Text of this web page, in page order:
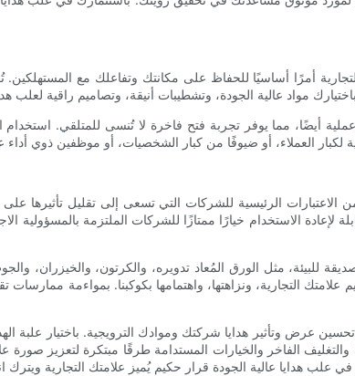
أمرًا أساسيًا للحفاظ على مكانتك وتفاعلك مع
أيضًا، مما يوفر تجربة فتح فاخرة لا تُنسى للمتلقي. استخدام
من الاعتبارات الرئيسية للشركات التي تسعى إلى تقليل
لإعادة الاستخدام خيارًا ممتازًا للشركات الملتزمة بالمسؤولية
للبيئة، مثل الورق المُعاد تدويره، والكرتون، والخيزران،
علامتك التجارية، ونزاهتها، واهتمامها بكوكبنا. بمواءمة
عرض وتأثير هدايا شركتك وموادك الترويجية. باختيار علبة
الفاخر والخيارات المستدامة طرقًا مبتكرة لتعزيز صورة